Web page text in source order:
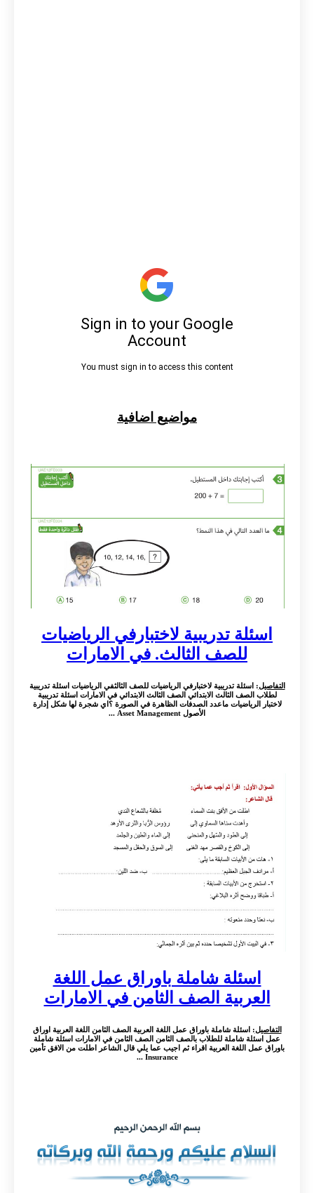
مواضيع اضافية
اسئلة تدريبية لاختبارفي الرياضيات
للصف الثالث. في الامارات
التفاصيل: اسئلة تدريبية لاختبارفي الرياضيات للصف الثالثفي الرياضيات اسئلة تدريبية
لطلاب الصف الثالث الابتدائي الصف الثالث الابتدائي في الامارات اسئلة تدريبية
لاختبار الرياضيات ماعدد الصدفات الظاهرة في الصورة ؟اي شجرة لها شكل إدارة
الأصول Asset Management ...
اسئلة شاملة باوراق عمل اللغة
العربية الصف الثامن في الامارات
التفاصيل: اسئلة شاملة باوراق عمل اللغة العربية الصف الثامن اللغة العربية اوراق
عمل اسئلة شاملة للطلاب بالصف الثامن الصف الثامن في الامارات اسئلة شاملة
باوراق عمل اللغة العربية اقراء ثم اجيب عما يلي قال الشاعر اطلت من الافق تأمين
Insurance ...